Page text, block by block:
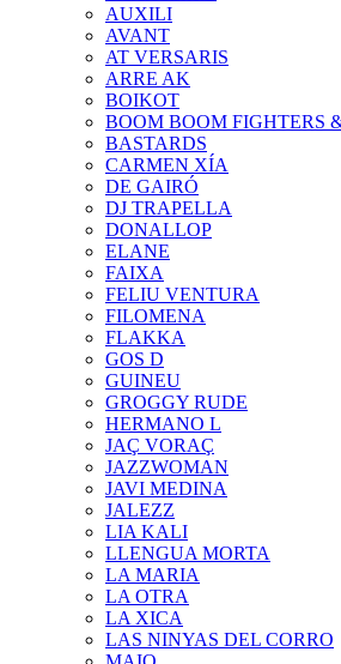
AUXILI
AVANT
AT VERSARIS
ARRE AK
BOIKOT
BOOM BOOM FIGHTERS
BASTARDS
CARMEN XÍA
DE GAIRÓ
DJ TRAPELLA
DONALLOP
ELANE
FAIXA
FELIU VENTURA
FILOMENA
FLAKKA
GOS D
GUINEU
GROGGY RUDE
HERMANO L
JAÇ VORAÇ
JAZZWOMAN
JAVI MEDINA
JALEZZ
LIA KALI
LLENGUA MORTA
LA MARIA
LA OTRA
LA XICA
LAS NINYAS DEL CORRO